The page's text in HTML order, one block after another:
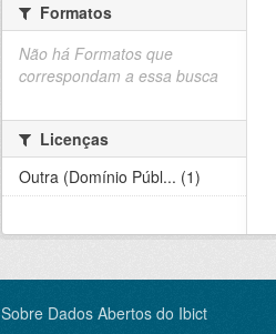
Formatos
Não há Formatos que
correspondam a essa busca
Licenças
Outra (Domínio Públ... (1)
Sobre Dados Abertos do Ibict